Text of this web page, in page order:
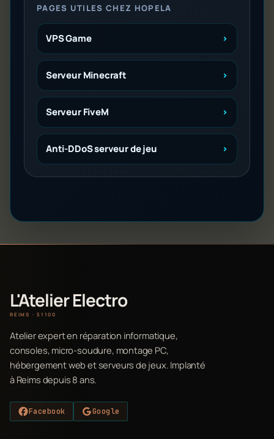
PAGES UTILES CHEZ HOPELA
VPS Game
Serveur Minecraft
Serveur FiveM
Anti-DDoS serveur de jeu
L'Atelier Electro
REIMS · 51100
Atelier expert en réparation informatique,
consoles, micro-soudure, montage PC,
hébergement web et serveurs de jeux. Implanté
à Reims depuis 8 ans.
Facebook Google